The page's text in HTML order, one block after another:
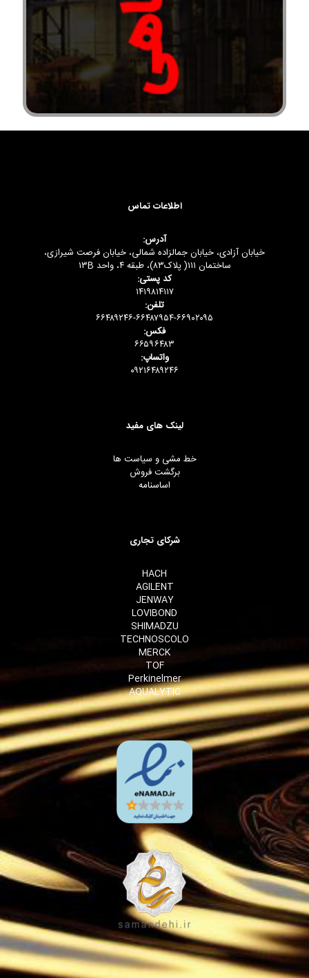
اطلاعات تماس
آدرس:
خیابان آزادی، خیابان جمالزاده شمالی، خیابان فرصت شیرازی،
ساختمان ۱۱۱( پلاک۸۳)، طبقه ۴، واحد ۱۳B
کد پستی:
۱۴۱۹۸۱۴۱۱۷
تلفن:
۶۶۴۸۹۲۴۶-۶۶۴۸۷۹۵۴-۶۶۹۰۲۰۹۵
فکس:
۶۶۵۹۶۴۸۳
واتساپ:
۰۹۲۱۶۴۸۹۲۴۶
لینک های مفید
خط مشی و سیاست ها
برگشت فروش
اساسنامه
شرکای تجاری
HACH
AGILENT
JENWAY
LOVIBOND
SHIMADZU
TECHNOSCOLO
MERCK
TOF
Perkinelmer
AQUALYTIC